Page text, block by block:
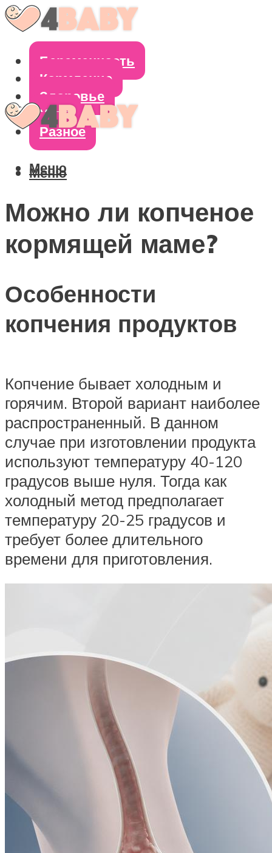
Беременность
Кормление
Здоровье
Уход
Разное
Меню
Меню
Можно ли копченое
кормящей маме?
Особенности
копчения продуктов
Копчение бывает холодным и
горячим. Второй вариант наиболее
распространенный. В данном
случае при изготовлении продукта
используют температуру 40-120
градусов выше нуля. Тогда как
холодный метод предполагает
температуру 20-25 градусов и
требует более длительного
времени для приготовления.